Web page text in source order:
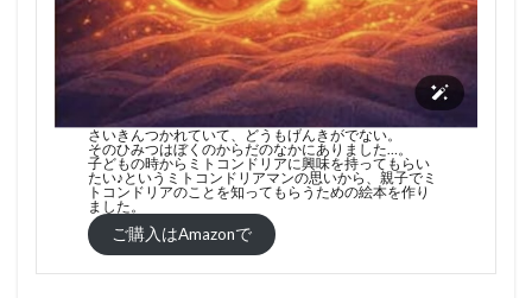
さいきんつかれていて、どうもげんきがでない。
そのひみつはぼくのからだのなかにありました…。
子どもの時からミトコンドリアに興味を持ってもらい
たい♪というミトコンドリアマンの思いから、親子でミ
トコンドリアのことを知ってもらうための絵本を作り
ました。
ご購入はAmazonで